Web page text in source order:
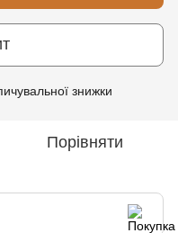
знижки
Порівняти